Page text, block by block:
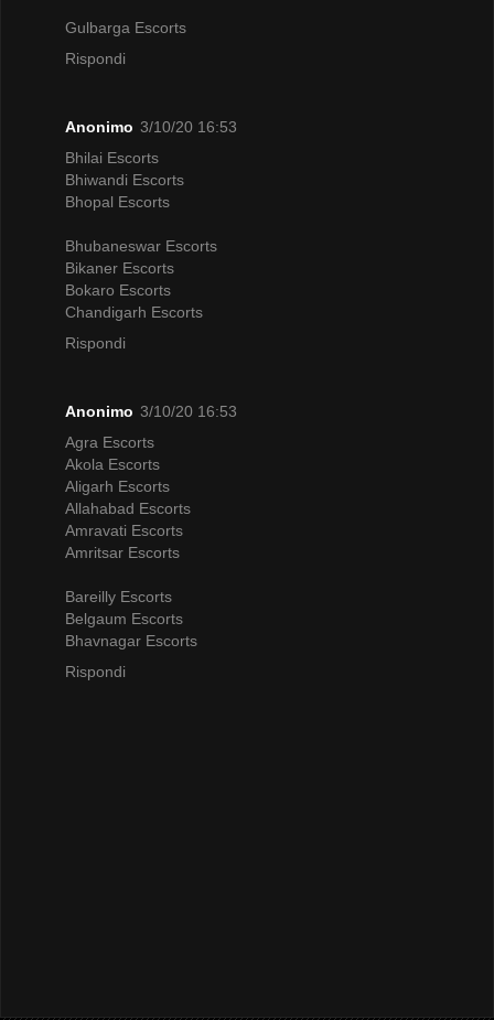
Gulbarga Escorts
Rispondi
Anonimo 3/10/20 16:53
Bhilai Escorts
Bhiwandi Escorts
Bhopal Escorts
Bhubaneswar Escorts
Bikaner Escorts
Bokaro Escorts
Chandigarh Escorts
Rispondi
Anonimo 3/10/20 16:53
Agra Escorts
Akola Escorts
Aligarh Escorts
Allahabad Escorts
Amravati Escorts
Amritsar Escorts
Bareilly Escorts
Belgaum Escorts
Bhavnagar Escorts
Rispondi